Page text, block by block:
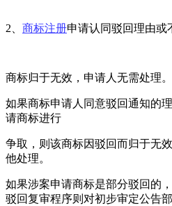
2、 商标注册申请认同驳回理由或
商标归于无效，申请人无需处理。
如果商标申请人同意驳回通知的
请商标进行
争取，则该商标因驳回而归于无
他处理。
如果涉案申请商标是部分驳回的
驳回复审程序则对初步审定公告